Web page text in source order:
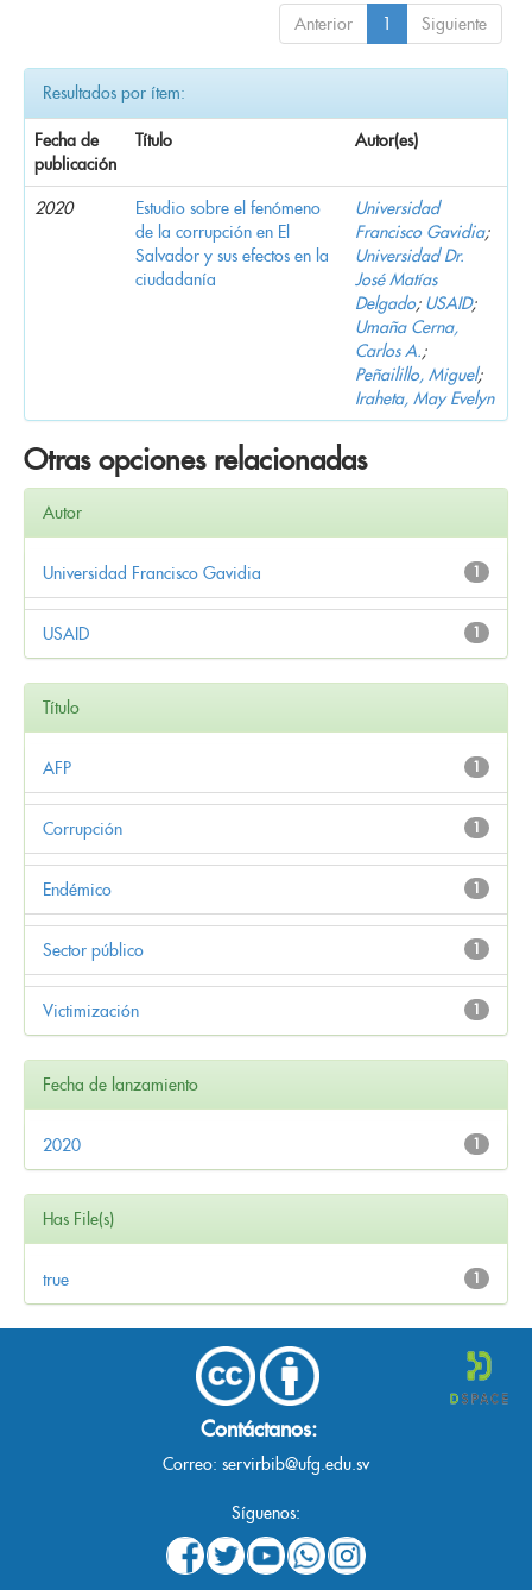
Anterior 1 Siguiente
Resultados por ítem:
Fecha de
publicación
Título Autor(es)
2020
Estudio sobre el fenómeno
de la corrupción en El
Salvador y sus efectos en la
ciudadanía
Universidad
Francisco Gavidia;
Universidad Dr.
José Matías
Delgado; USAID;
Umaña Cerna,
Carlos A.;
Peñailillo, Miguel;
Iraheta, May Evelyn
Otras opciones relacionadas
Autor
1
Universidad Francisco Gavidia
1
USAID
Título
1
AFP
1
Corrupción
1
Endémico
1
Sector público
1
Victimización
Fecha de lanzamiento
1
2020
Has File(s)
1
true
Contáctanos:
Correo: servirbib@ufg.edu.sv
Síguenos: